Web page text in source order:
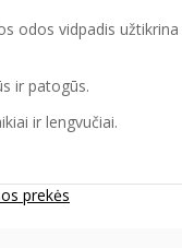
odos vidpadis
ir patogūs.
ir lengvučiai.
prekės